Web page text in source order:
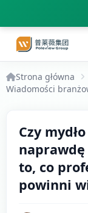
Strona główna
Wiadomości
Czy
naprawdę
to, co
powinni